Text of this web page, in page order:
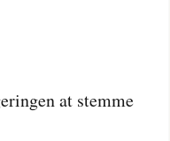
at stemme